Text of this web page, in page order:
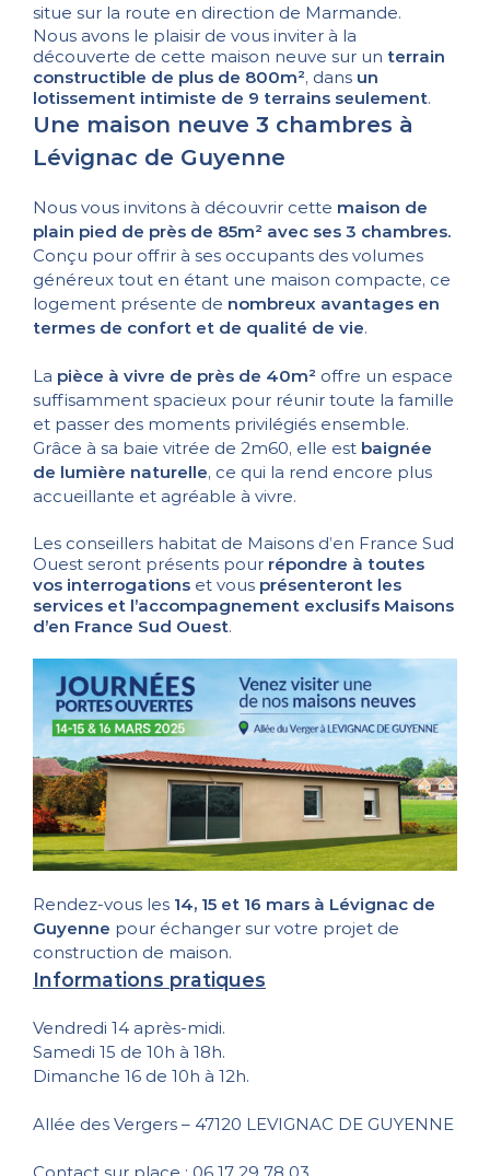
situe sur la route en direction de Marmande.
Nous avons le plaisir de vous inviter à la
découverte de cette maison neuve sur un terrain
constructible de plus de 800m², dans un
lotissement intimiste de 9 terrains seulement.
Une maison neuve 3 chambres à
Lévignac de Guyenne
Nous vous invitons à découvrir cette maison de
plain pied de près de 85m² avec ses 3 chambres.
Conçu pour offrir à ses occupants des volumes
généreux tout en étant une maison compacte, ce
logement présente de nombreux avantages en
termes de confort et de qualité de vie.
La pièce à vivre de près de 40m² offre un espace
suffisamment spacieux pour réunir toute la famille
et passer des moments privilégiés ensemble.
Grâce à sa baie vitrée de 2m60, elle est baignée
de lumière naturelle, ce qui la rend encore plus
accueillante et agréable à vivre.
Les conseillers habitat de Maisons d’en France Sud
Ouest seront présents pour répondre à toutes
vos interrogations et vous présenteront les
services et l’accompagnement exclusifs Maisons
d’en France Sud Ouest.
Rendez-vous les 14, 15 et 16 mars à Lévignac de
Guyenne pour échanger sur votre projet de
construction de maison.
Informations pratiques
Vendredi 14 après-midi.
Samedi 15 de 10h à 18h.
Dimanche 16 de 10h à 12h.
Allée des Vergers – 47120 LEVIGNAC DE GUYENNE
Contact sur place : 06 17 29 78 03.